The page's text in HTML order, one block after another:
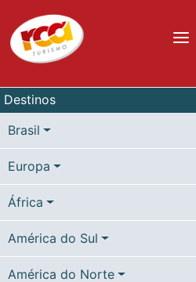
Destinos
Brasil
Europa
África
América do Sul
América do Norte